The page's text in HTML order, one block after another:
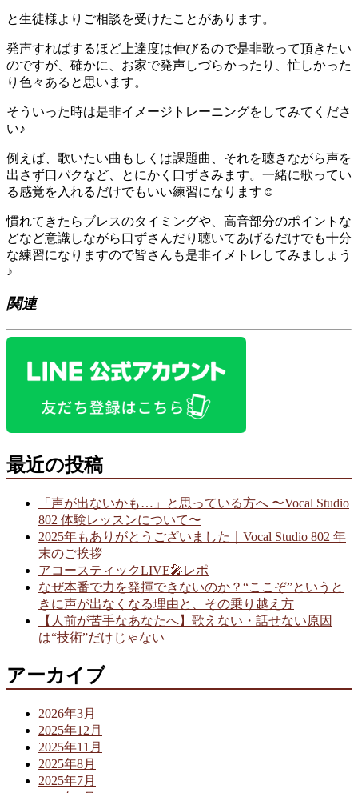
と生徒様よりご相談を受けたことがあります。
発声すればするほど上達度は伸びるので是非歌って頂きたい
のですが、確かに、お家で発声しづらかったり、忙しかった
り色々あると思います。
そういった時は是非イメージトレーニングをしてみてくださ
い♪
例えば、歌いたい曲もしくは課題曲、それを聴きながら声を
出さず口パクなど、とにかく口ずさみます。一緒に歌ってい
る感覚を入れるだけでもいい練習になります☺︎
慣れてきたらブレスのタイミングや、高音部分のポイントな
どなど意識しながら口ずさんだり聴いてあげるだけでも十分
な練習になりますので皆さんも是非イメトレしてみましょう
♪
関連
最近の投稿
「声が出ないかも…」と思っている方へ 〜Vocal Studio
802 体験レッスンについて〜
2025年もありがとうございました｜Vocal Studio 802 年
末のご挨拶
アコースティックLIVE🎤レポ
なぜ本番で力を発揮できないのか？“ここぞ”というと
きに声が出なくなる理由と、その乗り越え方
【人前が苦手なあなたへ】歌えない・話せない原因
は“技術”だけじゃない
アーカイブ
2026年3月
2025年12月
2025年11月
2025年8月
2025年7月